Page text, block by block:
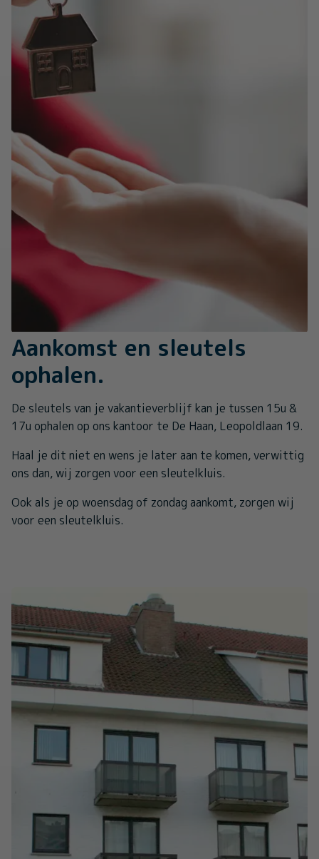
Aankomst en sleutels
ophalen.
De sleutels van je vakantieverblijf kan je tussen 15u &
17u ophalen op ons kantoor te De Haan, Leopoldlaan 19.
Haal je dit niet en wens je later aan te komen, verwittig
ons dan, wij zorgen voor een sleutelkluis.
Ook als je op woensdag of zondag aankomt, zorgen wij
voor een sleutelkluis.